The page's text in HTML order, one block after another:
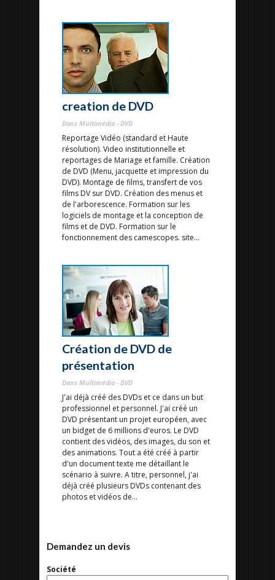
creation de DVD
Dans Multimédia - DVD
Reportage Vidéo (standard et Haute
résolution). Video institutionnelle et
reportages de Mariage et famille. Création
de DVD (Menu, jacquette et impression du
DVD). Montage de films, transfert de vos
films DV sur DVD. Création des menus et
de l'arborescence. Formation sur les
logiciels de montage et la conception de
films et de DVD. Formation sur le
fonctionnement des camescopes. site...
Création de DVD de
présentation
Dans Multimédia - DVD
J'ai déjà créé des DVDs et ce dans un but
professionnel et personnel. J'ai créé un
DVD présentant un projet européen, avec
un bidget de 6 millions d'euros. Le DVD
contient des vidéos, des images, du son et
des animations. Tout a été créé à partir
d'un document texte me détaillant le
scénario à suivre. A titre, personnel, j'ai
déjà créé plusieurs DVDs contenant des
photos et vidéos de...
Demandez un devis
Société